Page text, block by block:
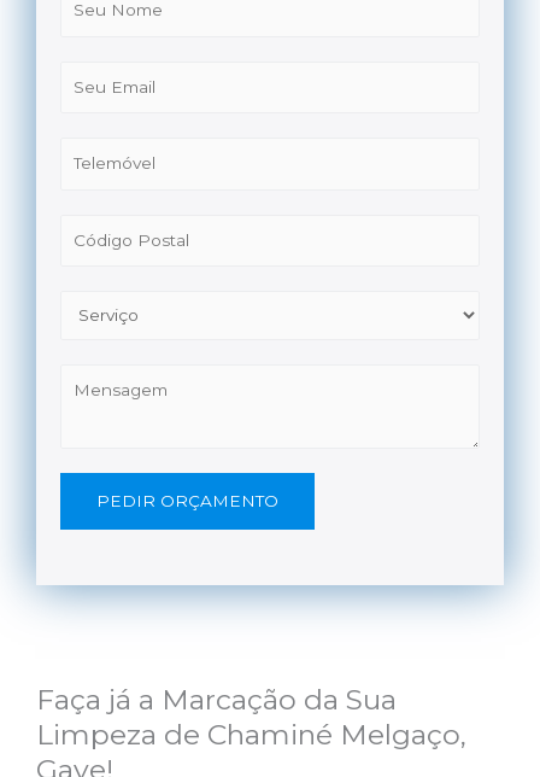
PEDIR ORÇAMENTO
Faça já a Marcação da Sua
Limpeza de Chaminé Melgaço,
Gave!